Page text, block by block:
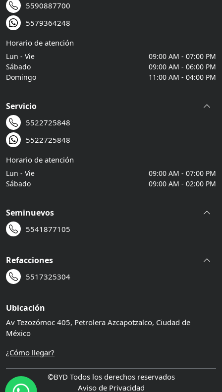
5590887700
5579364248
Horario de atención
Lun - Vie
09:00 AM - 07:00 PM
Sábado
09:00 AM - 06:00 PM
Domingo
11:00 AM - 04:00 PM
Servicio
5522725848
5522725848
Horario de atención
Lun - Vie
09:00 AM - 07:00 PM
Sábado
09:00 AM - 02:00 PM
Seminuevos
5541877105
Refacciones
5517325304
Ubicación
Av Tezozómoc 405, Petrolera Azcapotzalco, Ciudad de
México
¿Cómo llegar?
©BYD️ Todos los derechos reservados
Aviso de Privacidad